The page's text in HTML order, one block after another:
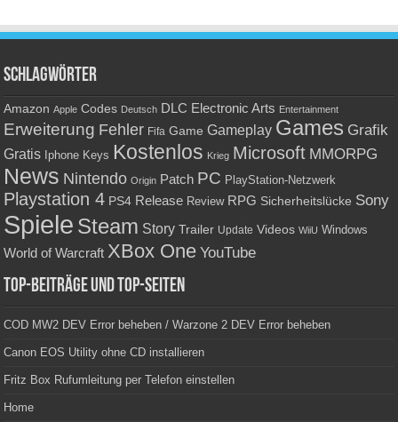
Schlagwörter
Amazon Apple Codes Deutsch DLC Electronic Arts Entertainment
Erweiterung Fehler Fifa Game Gameplay Games Grafik
Gratis Iphone Keys Kostenlos Krieg Microsoft MMORPG
News Nintendo Origin Patch PC PlayStation-Netzwerk
Playstation 4 PS4 Release Review RPG Sicherheitslücke Sony
Spiele Steam Story Trailer Update Videos WiiU Windows
World of Warcraft XBox One YouTube
Top-Beiträge und Top-Seiten
COD MW2 DEV Error beheben / Warzone 2 DEV Error beheben
Canon EOS Utility ohne CD installieren
Fritz Box Rufumleitung per Telefon einstellen
Home